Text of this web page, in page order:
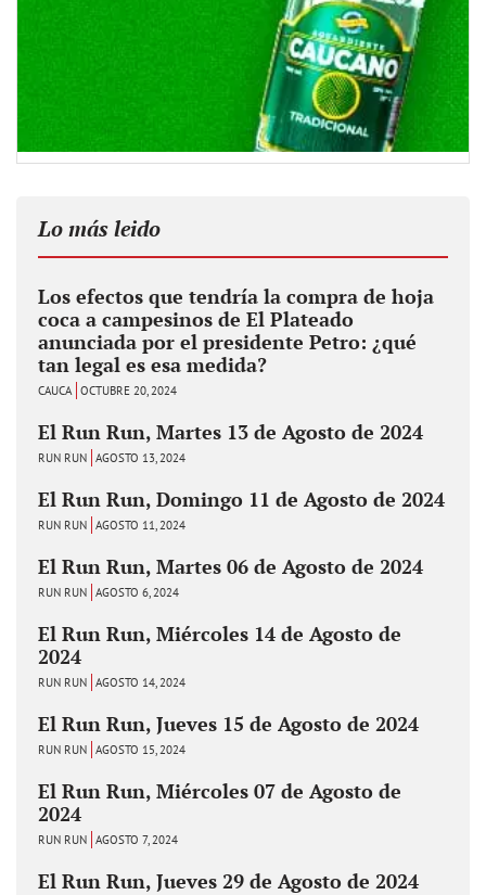
Lo más leido
Los efectos que tendría la compra de hoja
coca a campesinos de El Plateado
anunciada por el presidente Petro: ¿qué
tan legal es esa medida?
CAUCA OCTUBRE 20, 2024
El Run Run, Martes 13 de Agosto de 2024
RUN RUN AGOSTO 13, 2024
El Run Run, Domingo 11 de Agosto de 2024
RUN RUN AGOSTO 11, 2024
El Run Run, Martes 06 de Agosto de 2024
RUN RUN AGOSTO 6, 2024
El Run Run, Miércoles 14 de Agosto de
2024
RUN RUN AGOSTO 14, 2024
El Run Run, Jueves 15 de Agosto de 2024
RUN RUN AGOSTO 15, 2024
El Run Run, Miércoles 07 de Agosto de
2024
RUN RUN AGOSTO 7, 2024
El Run Run, Jueves 29 de Agosto de 2024